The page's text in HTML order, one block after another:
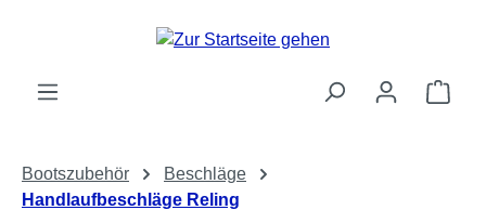
Zum Hauptinhalt springen
Bootszubehör
Beschläge
Handlaufbeschläge Reling